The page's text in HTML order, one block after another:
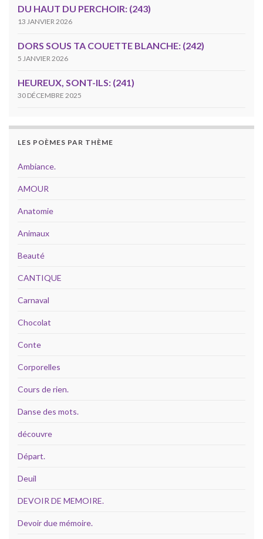
DU HAUT DU PERCHOIR: (243)
13 JANVIER 2026
DORS SOUS TA COUETTE BLANCHE: (242)
5 JANVIER 2026
HEUREUX, SONT-ILS: (241)
30 DÉCEMBRE 2025
LES POÈMES PAR THÈME
Ambiance.
AMOUR
Anatomie
Animaux
Beauté
CANTIQUE
Carnaval
Chocolat
Conte
Corporelles
Cours de rien.
Danse des mots.
découvre
Départ.
Deuil
DEVOIR DE MEMOIRE.
Devoir due mémoire.